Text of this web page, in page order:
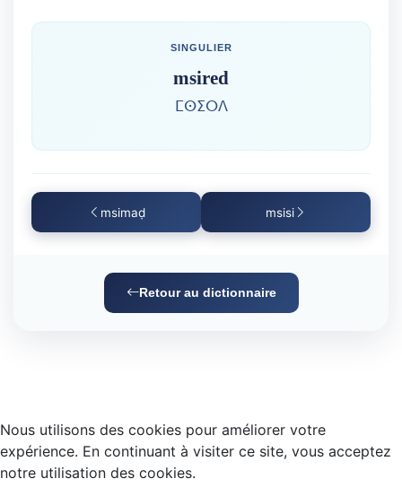
SINGULIER
msired
ⵎⵙⵉⵔⴷ
msimaḍ msisi
Retour au dictionnaire
Nous utilisons des cookies pour améliorer votre
expérience. En continuant à visiter ce site, vous acceptez
notre utilisation des cookies.